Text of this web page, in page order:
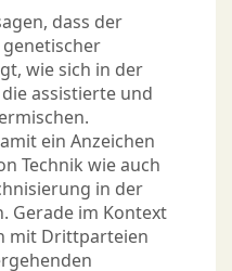
dass der
wie sich in der
die assistierte und
ein Anzeichen
Technik wie auch
in der
Gerade im Kontext
mit Drittparteien